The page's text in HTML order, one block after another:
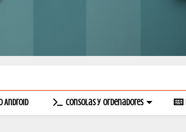
Android Consolas y Ordenadores